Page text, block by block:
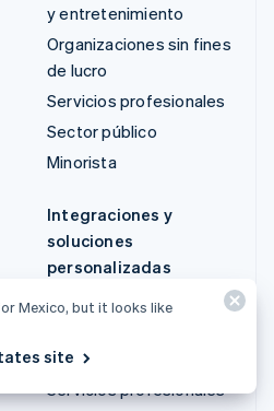
y entretenimiento
Organizaciones sin fines
de lucro
Servicios profesionales
Sector público
Minorista
Integraciones y
soluciones
personalizadas
Stripe App Marketplace
Ecosystem
Servicios profesionales
Mexico, but it looks like
site